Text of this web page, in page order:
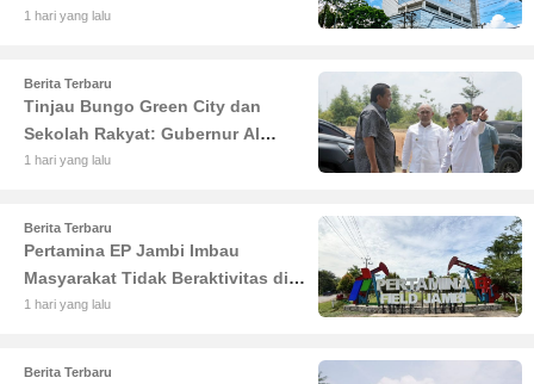
Pertumbuhan Ekonomi Jambi
1 hari yang lalu
Berita Terbaru
Tinjau Bungo Green City dan
Sekolah Rakyat: Gubernur Al
Haris Tekankan Sinergi
1 hari yang lalu
Berita Terbaru
Pertamina EP Jambi Imbau
Masyarakat Tidak Beraktivitas di
Atas Jalur Pipa Migas Demi
1 hari yang lalu
Berita Terbaru